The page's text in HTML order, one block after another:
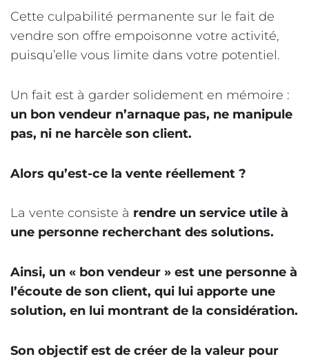
Cette culpabilité permanente sur le fait de
vendre son offre empoisonne votre activité,
puisqu’elle vous limite dans votre potentiel.
Un fait est à garder solidement en mémoire :
un bon vendeur n’arnaque pas, ne manipule
pas, ni ne harcèle son client.
Alors qu’est-ce la vente réellement ?
La vente consiste à rendre un service utile à
une personne recherchant des solutions.
Ainsi, un « bon vendeur » est une personne à
l’écoute de son client, qui lui apporte une
solution, en lui montrant de la considération.
Son objectif est de créer de la valeur pour